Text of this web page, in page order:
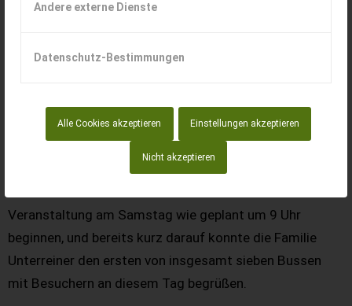
Andere externe Dienste
Datenschutz-Bestimmungen
Alle Cookies akzeptieren Einstellungen akzeptieren
Nicht akzeptieren
Nacht andauerten und am Samstagmorgen für mehr als
50 cm Neuschnee auf Maschinen und Wegen sorgten,
bewies das Unterreiner-Team eine bemerkenswerte
Veranstaltung am Samstag wie geplant um 9 Uhr
beginnen, und bereits kurz darauf konnte die Familie
Unterreiner den ersten von insgesamt sieben Bussen
mit Besuchern an diesem Tag begrüßen.